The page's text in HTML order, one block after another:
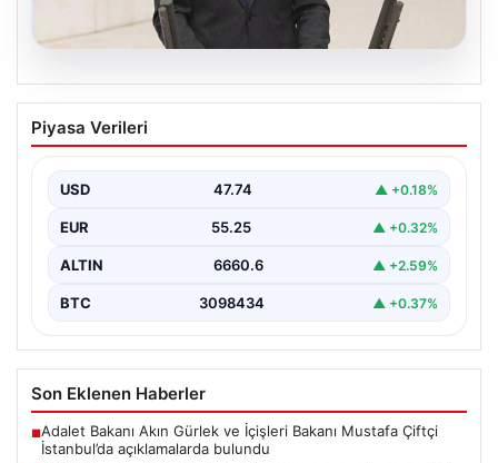
07.08.2026
AKP’li isimden skandal sözler! Barınma
sorunundan gençleri sorumlu tuttu
Sorunu ve Gençlerin Sorumluluğu Üzerine Tartışmalar",
"content":…
Piyasa Verileri
USD 47.74 ▲ +0.18%
EUR 55.25 ▲ +0.32%
ALTIN 6660.6 ▲ +2.59%
BTC 3098434 ▲ +0.37%
Son Eklenen Haberler
■Adalet Bakanı Akın Gürlek ve İçişleri Bakanı Mustafa Çiftçi
İstanbul’da açıklamalarda bulundu